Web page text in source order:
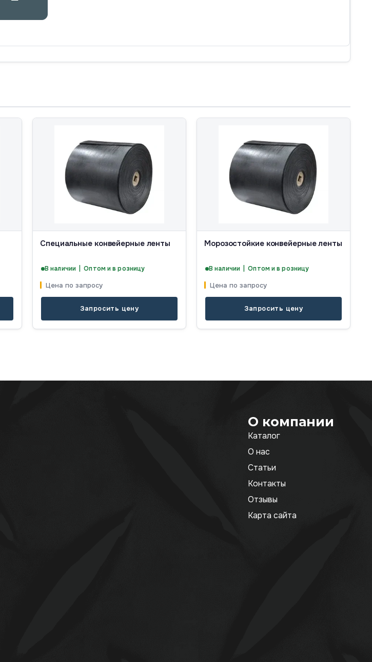
Специальные конвейерные ленты
В наличии | Оптом и в розницу
Цена по запросу
Запросить цену
Морозостойкие конвейерные ленты
В наличии | Оптом и в розницу
Цена по запросу
Запросить цену
О компании
Каталог
О нас
Статьи
Контакты
Отзывы
Карта сайта